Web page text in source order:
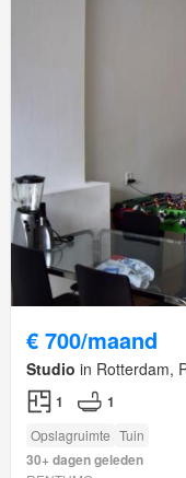
€ 700/maand
Studio in Rotterdam,
1 1
Opslagruimte Tuin
30+ dagen geleden